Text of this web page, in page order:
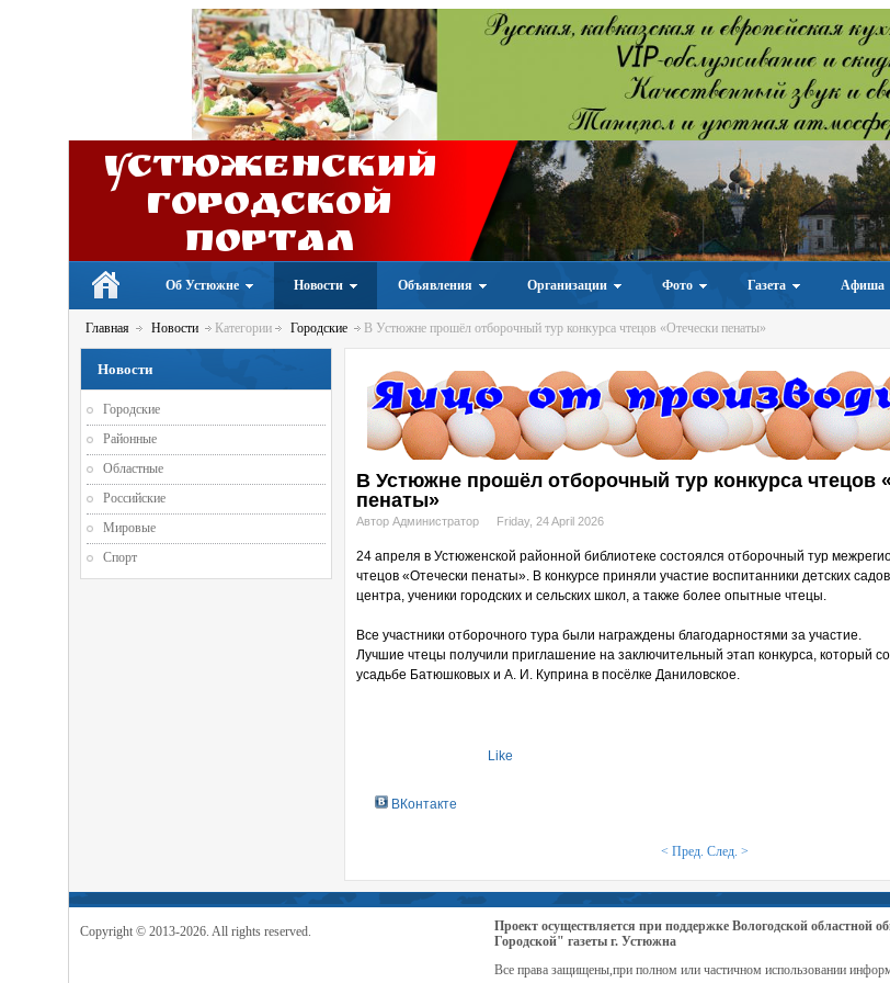
Устюженский
Городской
портал
Об Устюжне Новости Объявления Организации Фото Газета Афиша
Главная Новости Категории Городские В Устюжне прошёл отборочный тур конкурса чтецов «Отечески пенаты»
В Устюжне прошёл отборочный тур конкурса чтецов
пенаты»
Автор Администратор Friday, 24 April 2026
24 апреля в Устюженской районной библиотеке состоялся отборочный тур
чтецов «Отечески пенаты». В конкурсе приняли участие воспитанники детских
центра, ученики городских и сельских школ, а также более опытные чтецы.
Все участники отборочного тура были награждены благодарностями за участие.
Лучшие чтецы получили приглашение на заключительный этап конкурса, который
усадьбе Батюшковых и А. И. Куприна в посёлке Даниловское.
Like
ВКонтакте
< Пред. След. >
Новости
Городские
Районные
Областные
Российские
Мировые
Спорт
Copyright © 2013-2026. All rights reserved.
Проект осуществляется при поддержке Вологодской
Городской" газеты г. Устюжна
Все права защищены,при полном или частичном использовании